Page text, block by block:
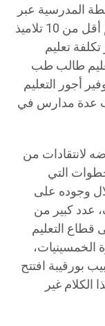
المدرسية عبر
دمج المدارس الابتدائية التي تضم أقل من 10 تلاميذ
تعليم
طالب طب
أجور التعليم
عدة مدارس في
لانتقادات من
التي
وجوده على
عدد كبير من
قطاع التعليم
الخمسينيات،
بورقيبة افتتح
الكلام غير